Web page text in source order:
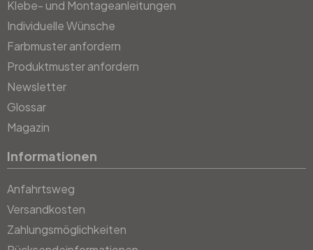
Klebe- und Montageanleitungen
Individuelle Wünsche
Farbmuster anfordern
Produktmuster anfordern
Newsletter
Glossar
Magazin
Informationen
Anfahrtsweg
Versandkosten
Zahlungsmöglichkeiten